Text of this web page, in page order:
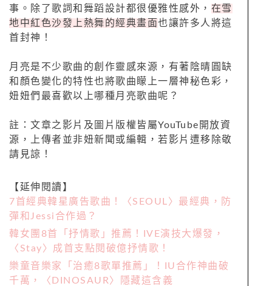
事。除了歌詞和舞蹈設計都很優雅性感外， 在雪
地中紅色沙發上熱舞的經典畫面也讓許多人將這
首封神！
月亮是不少歌曲的創作靈感來源，有著陰晴圓缺
和顏色變化的特性也將歌曲矇上一層神秘色彩，
妞妞們最喜歡以上哪種月亮歌曲呢？
註：文章之影片及圖片版權皆屬YouTube 開放資
源，上傳者並非妞新聞或編輯，若影片遭移除敬
請見諒！
【延伸閱讀】
7首經典韓星廣告歌曲！〈SEOUL〉最經典，防
彈和Jessi合作過？
韓女團8首「抒情歌」推薦！IVE演技大爆發，
〈Stay〉成首支點閱破億抒情歌！
樂童音樂家「治癒8歌單推薦」！IU合作神曲破
千萬，〈DINOSAUR〉隱藏這含義